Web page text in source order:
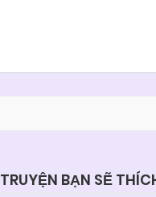
TRUYỆN BẠN SẼ